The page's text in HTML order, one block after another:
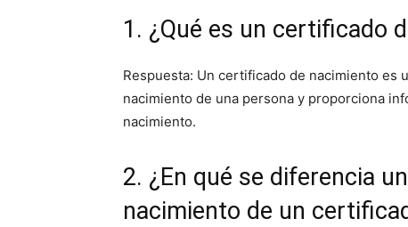
1. ¿Qué es un certificado
Respuesta: Un certificado de nacimiento
nacimiento de una persona y proporciona
nacimiento.
2. ¿En qué se diferencia
nacimiento de un